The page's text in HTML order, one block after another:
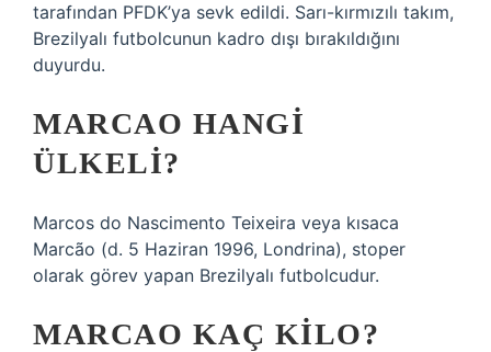
tarafından PFDK’ya sevk edildi. Sarı-kırmızılı takım,
Brezilyalı futbolcunun kadro dışı bırakıldığını
duyurdu.
MARCAO HANGI
ÜLKELI?
Marcos do Nascimento Teixeira veya kısaca
Marcão (d. 5 Haziran 1996, Londrina), stoper
olarak görev yapan Brezilyalı futbolcudur.
MARCAO KAÇ KILO?